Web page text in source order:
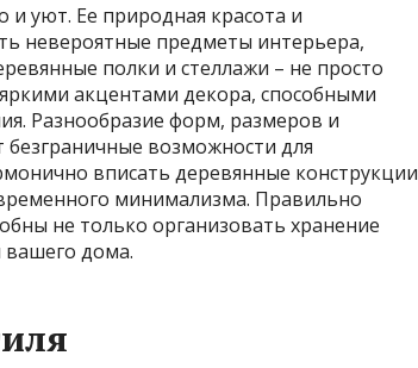
уют. Ее природная красота и
невероятные предметы интерьера,
полки и стеллажи – не просто
акцентами декора, способными
Разнообразие форм, размеров и
возможности для
вписать деревянные конструкции
минимализма. Правильно
не только организовать хранение
дома.